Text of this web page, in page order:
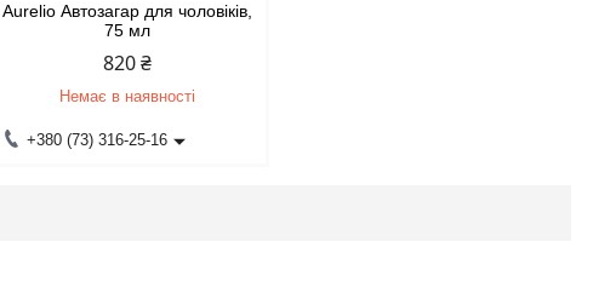
Aurelio Автозагар для чоловіків,
75 мл
820 ₴
Немає в наявності
+380 (73) 316-25-16